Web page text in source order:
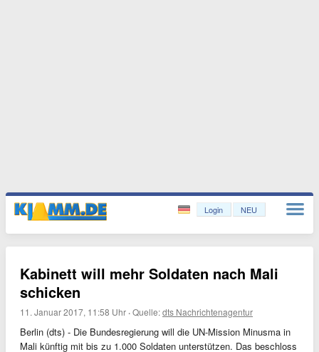
Login NEU
Kabinett will mehr Soldaten nach Mali
schicken
11. Januar 2017, 11:58 Uhr ·Quelle:dts Nachrichtenagentur
Berlin (dts) - Die Bundesregierung will die UN-Mission Minusma in
Mali künftig mit bis zu 1.000 Soldaten unterstützen. Das beschloss